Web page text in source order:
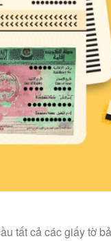
tất cả các giấy tờ